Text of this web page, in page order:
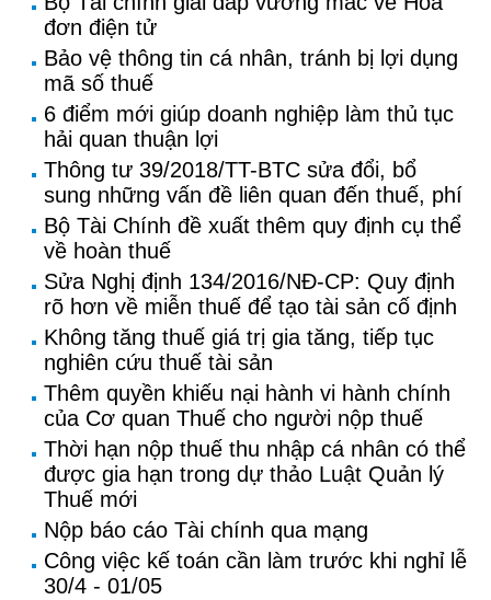
đơn điện tử
Bảo vệ thông tin cá nhân, tránh bị lợi dụng
mã số thuế
6 điểm mới giúp doanh nghiệp làm thủ tục
hải quan thuận lợi
Thông tư 39/2018/TT-BTC sửa đổi, bổ
sung những vấn đề liên quan đến thuế, phí
Bộ Tài Chính đề xuất thêm quy định cụ thể
về hoàn thuế
Sửa Nghị định 134/2016/NĐ-CP: Quy định
rõ hơn về miễn thuế để tạo tài sản cố định
Không tăng thuế giá trị gia tăng, tiếp tục
nghiên cứu thuế tài sản
Thêm quyền khiếu nại hành vi hành chính
của Cơ quan Thuế cho người nộp thuế
Thời hạn nộp thuế thu nhập cá nhân có thể
được gia hạn trong dự thảo Luật Quản lý
Thuế mới
Nộp báo cáo Tài chính qua mạng
Công việc kế toán cần làm trước khi nghỉ lễ
30/4 - 01/05